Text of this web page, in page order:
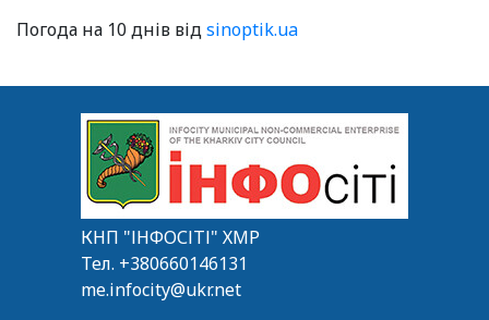
Погода на 10 днів відsinoptik.ua
КНП "ІНФОСІТІ" ХМР
Тел. +380660146131
me.infocity@ukr.net